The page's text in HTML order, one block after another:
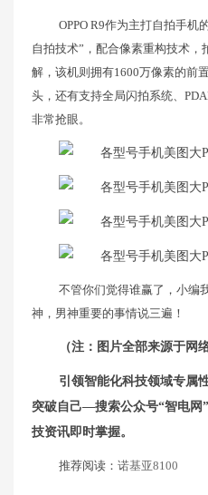
OPPO R9作为主打自拍手机
自拍技术”，配合像素重构技术，
解，该机则拥有1600万像素的前
头，还有支持全局闪拍系统、
非常抢眼。
不管你们觉得谁赢了，小编
神，男神重要的事情说三遍！
（注：图片全部来源于网
引领智能化科技领域专属
突破自己—搜索公众号“智电网
技资讯即时掌握。
推荐阅读： 诺基亚8100